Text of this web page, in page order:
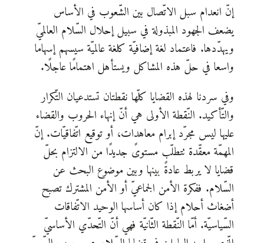
إنّ انعدام سبل الاتّصال بين الشّعوب في الأساس
يضعف الجهود المبذولة في سبيل إحلال السّلام العالميّ
ويهدّدها. فاعتماد لغة إضافيّة كلغة عالميّة سيسهم إسهاما
واسعا في حلّ هذه المشاكل ويستأهل اهتمامًا عاجلًا.
وفي سردنا لهذه القضايا كلّها نقطتان تستدعيان التّكرار
والتّأكيد. النّقطة الأولى هي أنّ إنهاء الحروب والقضاء
عليها ليس مجرّد إبرام معاهدات، أو توقيع اتّفاقيّات. إنّ
المهمّة معقّدة تتطلّب مستوىً جديدًا من الالتزام بحلّ
قضايا لا يربط عادةً بينها وبين موضوع البحث عن
السّلام. ففكرة الأمن الجماعيّ أو الأمن المشترك تصبح
أضغاث أحلام إذا كان أساسها الوحيد الاتّفاقات
السّياسيّة. أمّا النّقطة الثّانيّة فهي أنّ التّحدّي الأساسيّ